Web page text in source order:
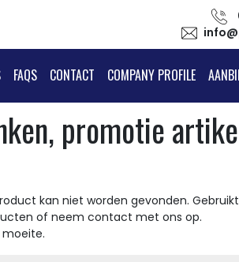
FAQS CONTACT COMPANY PROFILE
promotie
kan niet worden gevonden.
of neem contact met ons op.